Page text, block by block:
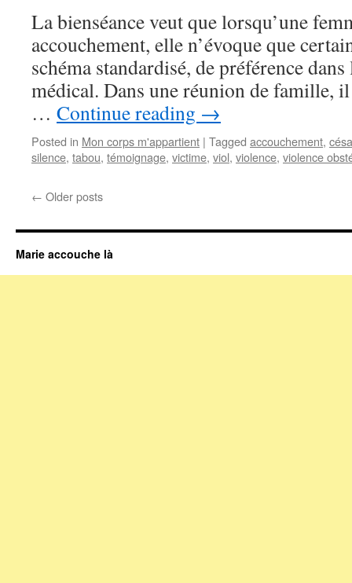
La bienséance veut que lorsqu’une
accouchement, elle n’évoque que
schéma standardisé, de préférence
médical. Dans une réunion de famille,
… Continue reading →
Posted in Mon corps m'appartient | Tagged accouchement,
silence, tabou, témoignage, victime, viol, violence, violence
← Older posts
Marie accouche là